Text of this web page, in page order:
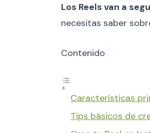
Los Reels van a
necesitas saber
Contenido
Características
Tips básicos de